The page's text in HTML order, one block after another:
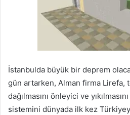
İstanbulda büyük bir deprem
gün artarken, Alman firma Lirefa,
dağılmasını önleyici ve
sistemini dünyada ilk kez